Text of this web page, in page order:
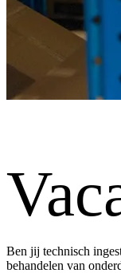
Ben jij technisch
behandelen van